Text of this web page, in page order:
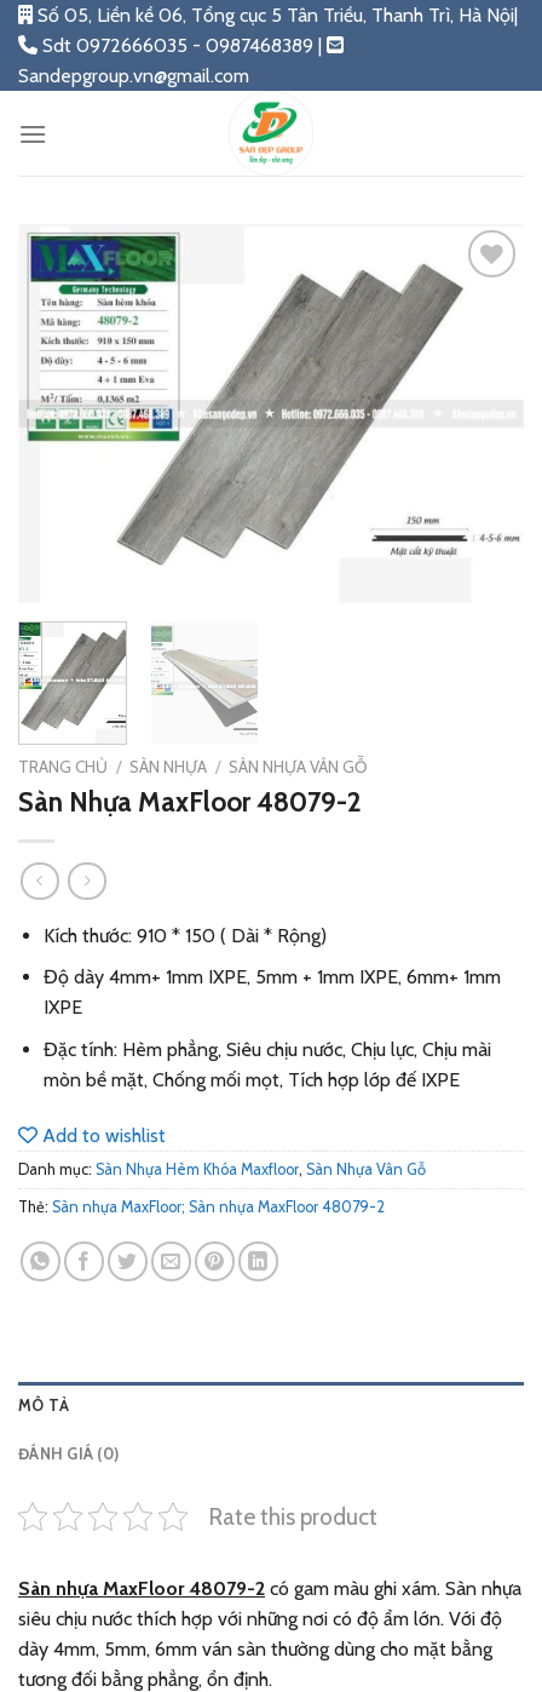
Skip
content
Số 05, Liền kề 06, Tổng cục 5 Tân Triều, Thanh Trì, Hà Nội|
Sdt 0972666035 - 0987468389 |
Sandepgroup.vn@gmail.com
TRANG CHỦ / SÀN NHỰA / SÀN NHỰA VÂN GỖ
Sàn Nhựa MaxFloor 48079-2
Kích thước: 910 * 150 ( Dài * Rộng)
Độ dày 4mm+ 1mm IXPE, 5mm + 1mm IXPE, 6mm+ 1mm
IXPE
Đặc tính: Hèm phẳng, Siêu chịu nước, Chịu lực, Chịu mài
mòn bề mặt, Chống mối mọt, Tích hợp lớp đế IXPE
Add to wishlist
Danh mục: Sàn Nhựa Hèm Khóa Maxfloor, Sàn Nhựa Vân Gỗ
Thẻ: Sàn nhựa MaxFloor; Sàn nhựa MaxFloor 48079-2
MÔ TẢ
ĐÁNH GIÁ (0)
Rate this product
Sàn nhựa MaxFloor 48079-2 có gam màu ghi xám. Sàn nhựa
siêu chịu nước thích hợp với những nơi có độ ẩm lớn. Với độ
dày 4mm, 5mm, 6mm ván sàn thường dùng cho mặt bằng
tương đối bằng phẳng, ổn định.